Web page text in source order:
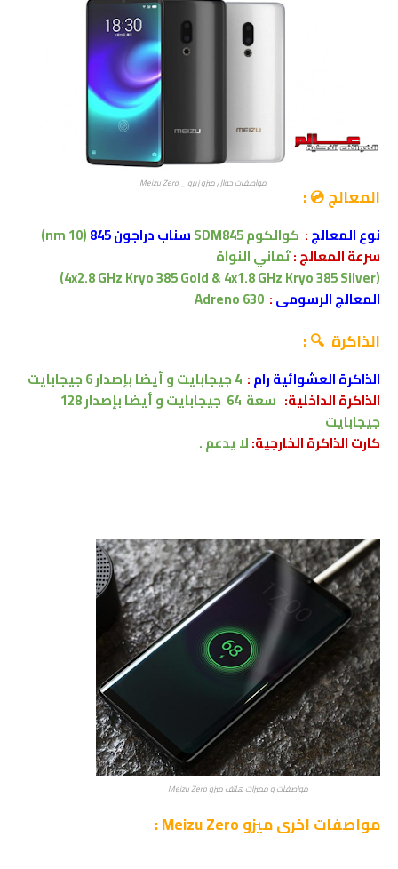
مواصفات جوال ميزو زيرو _ Meizu Zero
المعالج 💿 :
نوع المعالج: كوالكومSDM845سناب دراجون 845
(10 nm)
سرعة المعالج :ثماني النواة
(4x2.8 GHz Kryo 385 Gold & 4x1.8 GHz Kryo 385 Silver)
المعالج الرسومى:
Adreno 630
الذاكرة 🔍 :
الذاكرة العشوائية رام: جيجابايتو أيضا بإصدار 6 جيجابايت
الذاكرة الداخلية: سعة 64 جيجابايت
و أيضا بإصدار 128
جيجابايت
كارت الذاكرة الخارجية:لايدعم.
مواصفات و مميزات هاتف ميزو Meizu Zero
مواصفات اخرىميزو Meizu Zero :